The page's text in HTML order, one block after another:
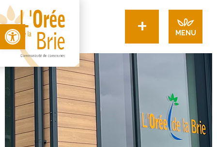
Open toolbar + MENU